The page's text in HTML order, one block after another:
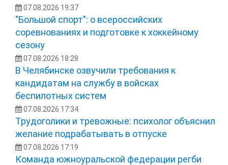
07.08.2026 19:37
"Большой спорт": о всероссийских
соревнованиях и подготовке к хоккейному
сезону
07.08.2026 18:28
В Челябинске озвучили требования к
кандидатам на службу в войсках
беспилотных систем
07.08.2026 17:34
Трудоголики и тревожные: психолог объяснил
желание подрабатывать в отпуске
07.08.2026 17:19
Команда южноуральской федерации регби